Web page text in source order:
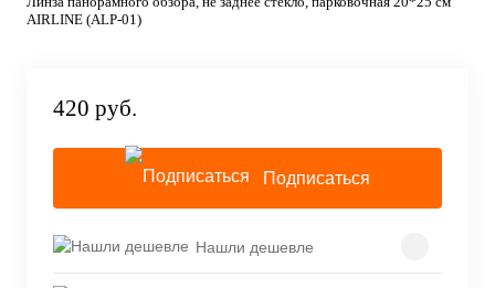
AIRLINE (ALP-01)
420 руб.
Подписаться
Нашли дешевле